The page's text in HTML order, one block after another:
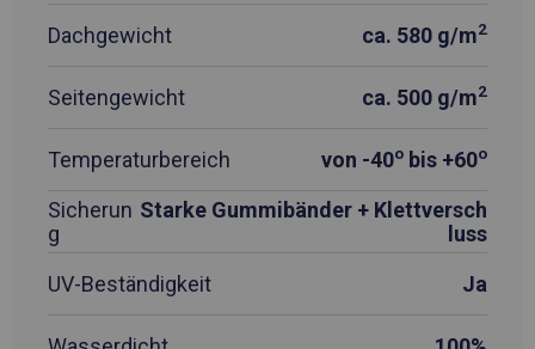
Dachgewicht ca. 580 g/m2
Seitengewicht ca. 500 g/m2
Temperaturbereich von -40o bis +60o
Sicherun
g
Starke Gummibänder + Klettversch
luss
UV-Beständigkeit
Ja